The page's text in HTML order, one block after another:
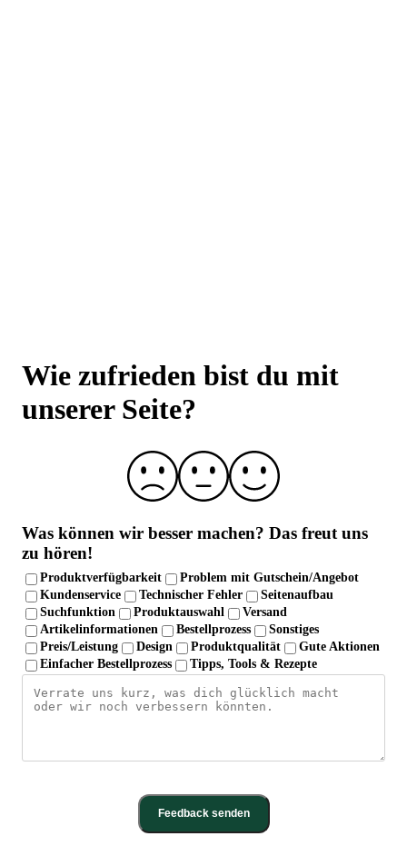
Wie zufrieden bist du mit
unserer Seite?
Was können wir besser machen? Das freut uns
zu hören!
Produktverfügbarkeit
Problem mit Gutschein/Angebot
Kundenservice
Technischer Fehler
Seitenaufbau
Suchfunktion
Produktauswahl
Versand
Artikelinformationen
Bestellprozess
Sonstiges
Preis/Leistung
Design Produktqualität
Gute Aktionen
Einfacher Bestellprozess
Tipps, Tools & Rezepte
Feedback senden